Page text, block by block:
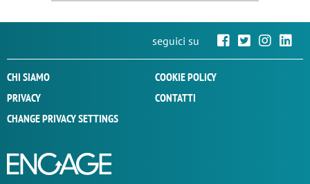
seguici su
CHI SIAMO
COOKIE POLICY
PRIVACY
CONTATTI
CHANGE PRIVACY SETTINGS